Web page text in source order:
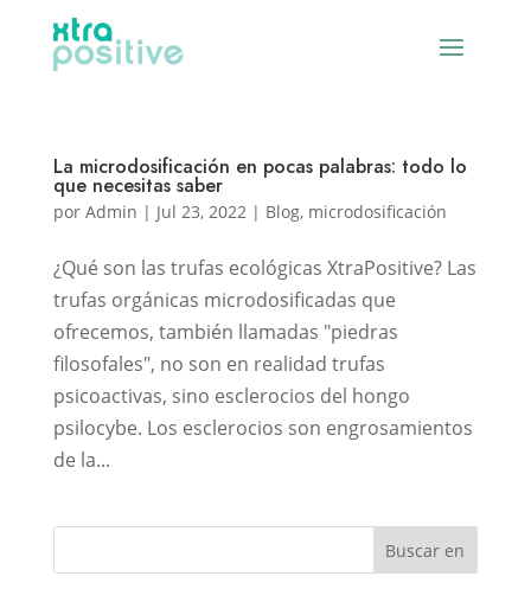
La microdosificación en pocas palabras: todo lo
que necesitas saber
por Admin | Jul 23, 2022| Blog, microdosificación
¿Qué son las trufas ecológicas XtraPositive? Las
trufas orgánicas microdosificadas que
ofrecemos, también llamadas "piedras
filosofales", no son en realidad trufas
psicoactivas, sino esclerocios del hongo
psilocybe. Los esclerocios son engrosamientos
de la...
Buscar en